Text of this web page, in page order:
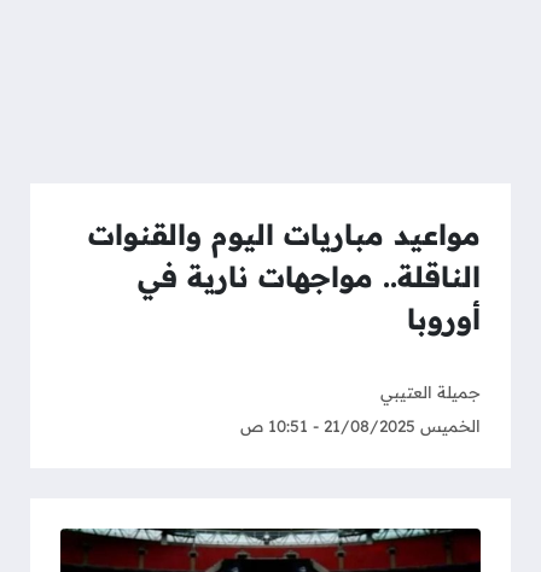
مواعيد مباريات اليوم والقنوات
الناقلة.. مواجهات نارية في
أوروبا
جميلة العتيبي
الخميس 21/08/2025 - 10:51 ص